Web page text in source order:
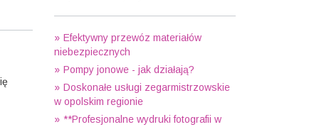
Efektywny przewóz materiałów
niebezpiecznych
Pompy jonowe - jak działają?
Doskonałe usługi zegarmistrzowskie
w opolskim regionie
**Profesjonalne wydruki fotografii w